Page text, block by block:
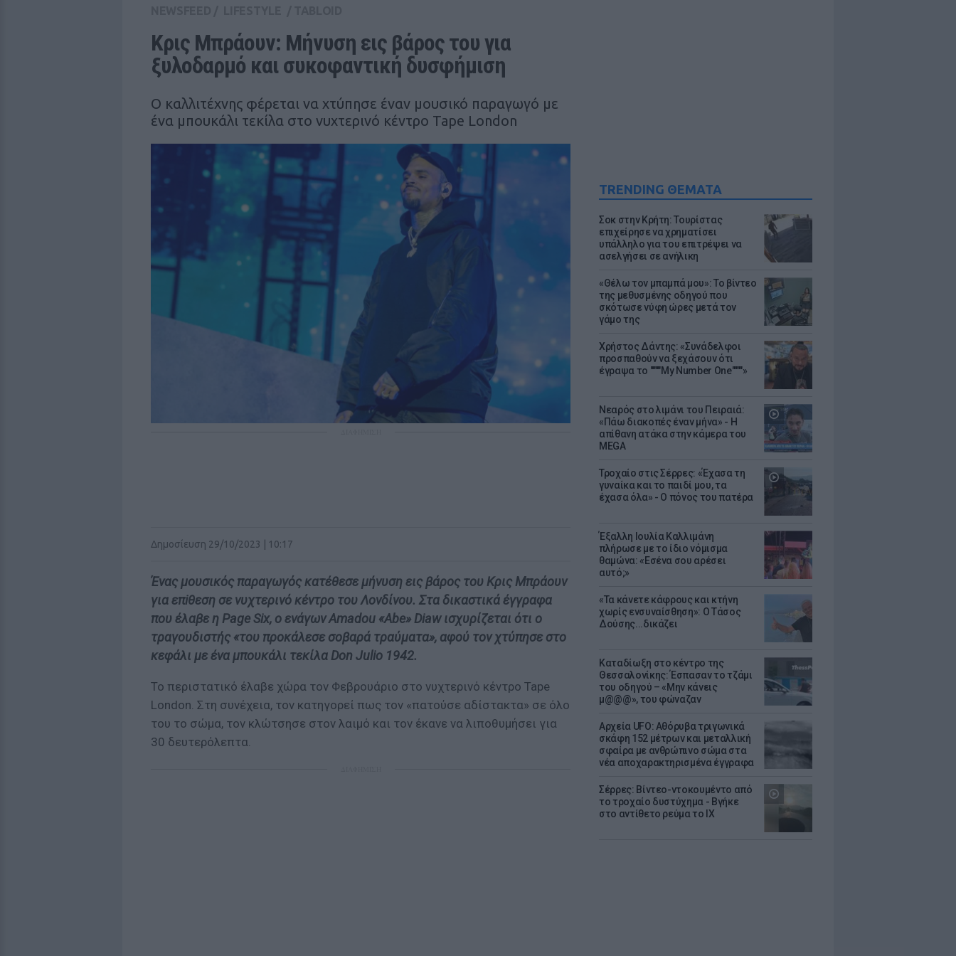
TRENDING ΘΕΜΑΤΑ
Σοκ στην Κρήτη: Τουρίστας
επιχείρησε να χρηματίσει
υπάλληλο για του επιτρέψει να
ασελγήσει σε ανήλικη
«Θέλω τον μπαμπά μου»: Το βίντεο
της μεθυσμένης οδηγού που
σκότωσε νύφη ώρες μετά τον
γάμο της
Χρήστος Δάντης: «Συνάδελφοι
προσπαθούν να ξεχάσουν ότι
έγραψα το """"My Number One""""»
Νεαρός στο λιμάνι του Πειραιά:
«Πάω διακοπές έναν μήνα» - Η
απίθανη ατάκα στην κάμερα του
MEGA
Τροχαίο στις Σέρρες: «Έχασα τη
γυναίκα και το παιδί μου, τα
έχασα όλα» - Ο πόνος του πατέρα
Έξαλλη Ιουλία Καλλιμάνη
πλήρωσε με το ίδιο νόμισμα
θαμώνα: «Εσένα σου αρέσει
αυτό;»
«Τα κάνετε κάφρους και κτήνη
χωρίς ενσυναίσθηση»: Ο Τάσος
Δούσης...δικάζει
Καταδίωξη στο κέντρο της
Θεσσαλονίκης: Έσπασαν το τζάμι
του οδηγού – «Μην κάνεις
μ@@@», του φώναζαν
Αρχεία UFO: Αθόρυβα τριγωνικά
σκάφη 152 μέτρων και μεταλλική
σφαίρα με ανθρώπινο σώμα στα
νέα αποχαρακτηρισμένα έγγραφα
Σέρρες: Βίντεο-ντοκουμέντο από
το τροχαίο δυστύχημα - Βγήκε
στο αντίθετο ρεύμα το ΙΧ
Κρις Μπράουν: Μήνυση εις βάρος του για
ξυλoδαρμό και συκoφαντική δυσφήμιση
Ο καλλιτέχνης φέρεται να χτύπησε έναν μουσικό παραγωγό με
ένα μπουκάλι τεκίλα στο νυχτερινό κέντρο Tape London
Δημοσίευση 29/10/2023 | 10:17
Ένας μουσικός παραγωγός κατέθεσε μήνυση εις βάρος του Κρις Μπράουν
για επiθεση σε νυχτερινό κέντρο του Λονδίνου. Στα δικαστικά έγγραφα
που έλαβε η Page Six, ο ενάγων Amadou «Abe» Diaw ισχυρίζεται ότι ο
τραγουδιστής «του προκάλεσε σοβαρά τραύματα», αφού τον χτύπησε στο
κεφάλι με ένα μπουκάλι τεκίλα Don Julio 1942.
Το περιστατικό έλαβε χώρα τον Φεβρουάριο στο νυχτερινό κέντρο Tape
London. Στη συνέχεια, τον κατηγορεί πως τον «πατούσε αδίστακτα» σε όλο
του το σώμα, τον κλώτσησε στον λαιμό και τον έκανε να λιποθυμήσει για
30 δευτερόλεπτα.